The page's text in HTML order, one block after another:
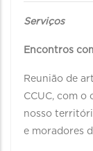
Serviços
Encontros
Reunião de
CCUC, com
nosso
e moradores